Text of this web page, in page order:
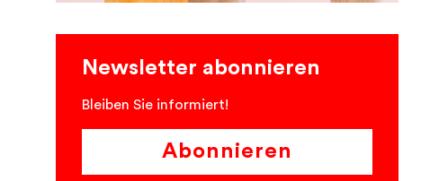
Newsletter abonnieren
Bleiben Sie informiert!
Abonnieren